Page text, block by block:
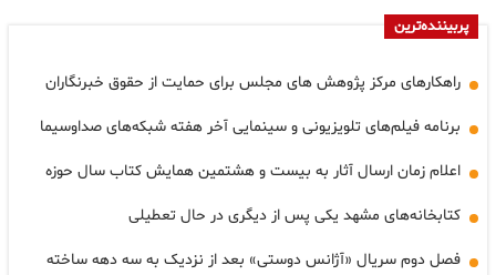
پربیننده‌ترین
راهکارهای مرکز پژوهش های مجلس برای حمایت از حقوق خبرنگاران
برنامه فیلم‌های تلویزیونی و سینمایی آخر هفته شبکه‌های صداوسیما
اعلام زمان ارسال آثار به بیست و هشتمین همایش کتاب سال حوزه
کتابخانه‌های مشهد یکی پس از دیگری در حال تعطیلی
فصل دوم سریال «آژانس دوستی» بعد از نزدیک به سه دهه ساخته